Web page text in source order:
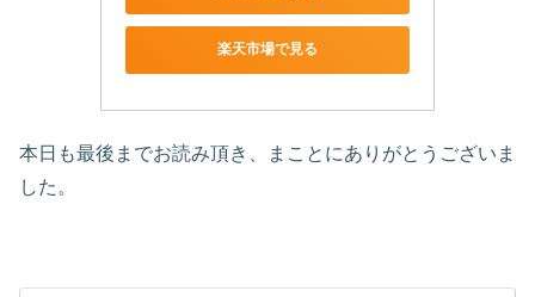
楽天市場で見る
本日も最後までお読み頂き、まことにありがとうございま
した。